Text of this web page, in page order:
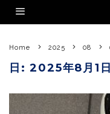
Home 2025 08
日:2025年8月1日